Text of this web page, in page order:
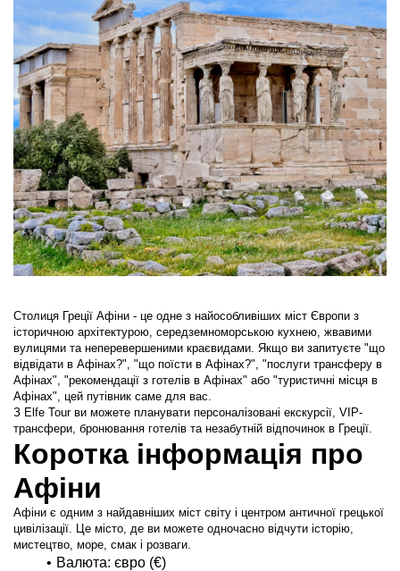
Столиця Греції Афіни - це одне з найособливіших міст Європи з
історичною архітектурою, середземноморською кухнею, жвавими
вулицями та неперевершеними краєвидами. Якщо ви запитуєте "що
відвідати в Афінах?", "що поїсти в Афінах?", "послуги трансферу в
Афінах", "рекомендації з готелів в Афінах" або "туристичні місця в
Афінах", цей путівник саме для вас.
З Elfe Tour ви можете планувати персоналізовані екскурсії, VIP-
трансфери, бронювання готелів та незабутній відпочинок в Греції.
Коротка інформація про
Афіни
Афіни є одним з найдавніших міст світу і центром античної грецької
цивілізації. Це місто, де ви можете одночасно відчути історію,
мистецтво, море, смак і розваги.
Валюта: євро (€)